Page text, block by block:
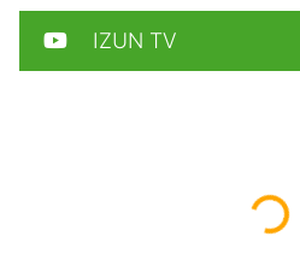
Načítám...
IZUN TV